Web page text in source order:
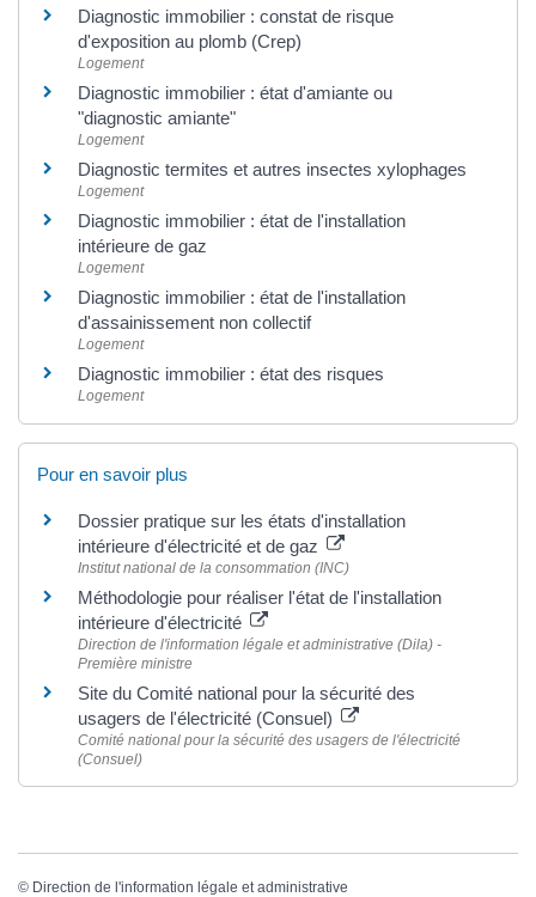
Diagnostic immobilier : constat de risque
d'exposition au plomb (Crep)
Logement
Diagnostic immobilier : état d'amiante ou
"diagnostic amiante"
Logement
Diagnostic termites et autres insectes xylophages
Logement
Diagnostic immobilier : état de l'installation
intérieure de gaz
Logement
Diagnostic immobilier : état de l'installation
d'assainissement non collectif
Logement
Diagnostic immobilier : état des risques
Logement
Pour en savoir plus
Dossier pratique sur les états d'installation
intérieure d'électricité et de gaz
Institut national de la consommation (INC)
Méthodologie pour réaliser l'état de l'installation
intérieure d'électricité
Direction de l'information légale et administrative (Dila) -
Première ministre
Site du Comité national pour la sécurité des
usagers de l'électricité (Consuel)
Comité national pour la sécurité des usagers de l'électricité
(Consuel)
© Direction de l'information légale et administrative